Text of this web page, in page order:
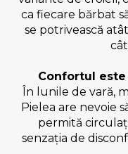
ca fiecare bărbat
se potrivească
Confortul
În lunile de vară,
Pielea are nevoie
permită
senzația de